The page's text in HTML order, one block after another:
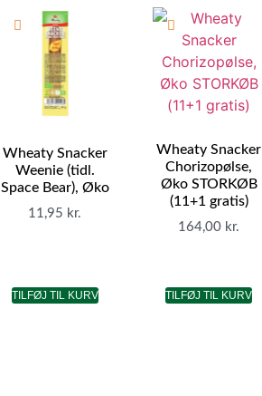
Wheaty Snacker
Weenie (tidl.
Space Bear), Øko
11,95 kr.
TILFØJ TIL KURV
Wheaty Snacker
Chorizopølse,
Øko STORKØB
(11+1 gratis)
164,00 kr.
TILFØJ TIL KURV